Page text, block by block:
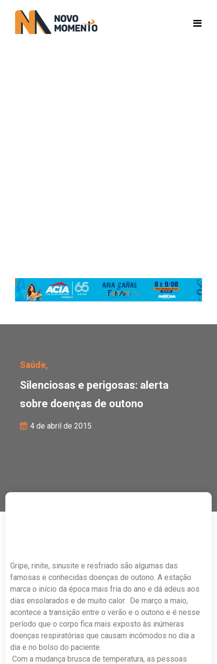
Saúde,
Silenciosas e perigosas: alerta
sobre doenças de outono
4 de abril de 2015
Gripe, rinite, sinusite e resfriado são algumas das
famosas e conhecidas doenças de outono. A estação
marca o início da época mais fria do ano e dá adeus aos
dias ensolarados e de muito calor. De março a maio,
acontece a transição entre o verão e o outono e é nesse
período que o corpo fica mais exposto às inúmeras
doenças respiratórias que causam incômodos no dia a
dia e no bolso do paciente.
Com a mudança brusca de temperatura, as pessoas